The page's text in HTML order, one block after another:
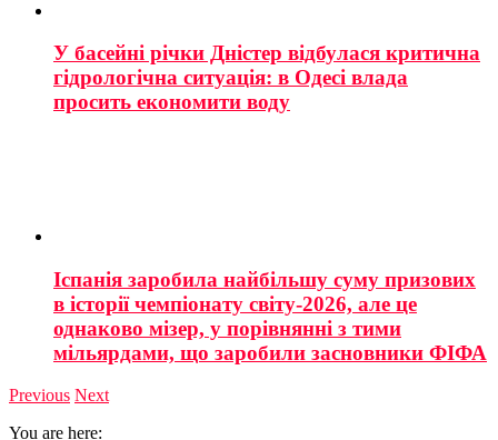
У басейні річки Дністер відбулася критична
гідрологічна ситуація: в Одесі влада
просить економити воду
Іспанія заробила найбільшу суму призових
в історії чемпіонату світу-2026, але це
однаково мізер, у порівнянні з тими
мільярдами, що заробили засновники ФІФА
Previous Next
You are here: